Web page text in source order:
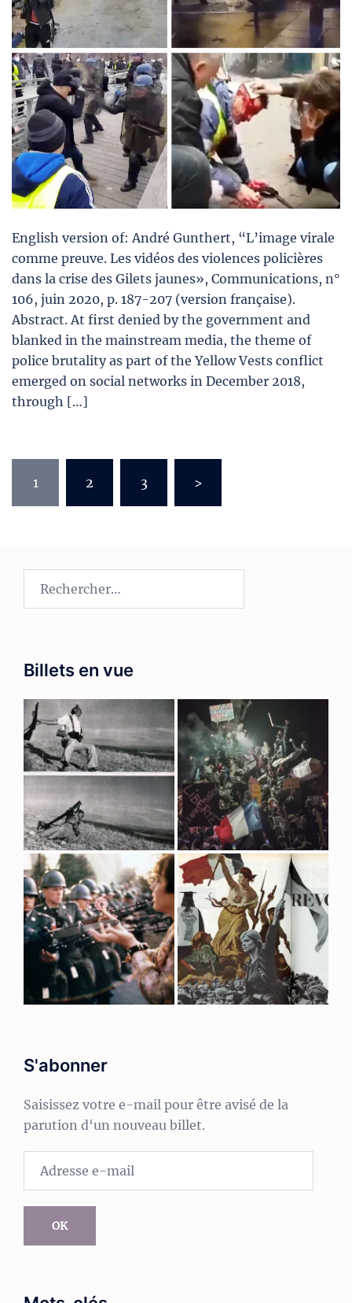
English version of: André Gunthert, “L’image virale
comme preuve. Les vidéos des violences policières
dans la crise des Gilets jaunes», Communications, n°
106, juin 2020, p. 187-207 (version française).
Abstract. At first denied by the government and
blanked in the mainstream media, the theme of
police brutality as part of the Yellow Vests conflict
emerged on social networks in December 2018,
through […]
des
publications
1 2 3 >
Billets en vue
S'abonner
Saisissez votre e-mail pour être avisé de la
parution d‘un nouveau billet.
OK